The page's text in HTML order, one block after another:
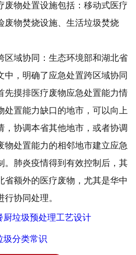
废物处置设施包括：移动式医疗
废物焚烧设施、生活垃圾焚烧
域协同：生态环境部和湖北省
中，明确了应急处置跨区域协同
先摸排医疗废物应急处置能力情
处置能力缺口的地市，可以向上
，协调本省其他地市，或者协调
物处置能力的相邻地市建立应急
。肺炎疫情得到有效控制后，其
省额外的医疗废物，尤其是华中
协同处理。
垃圾预处理工艺设计
圾分类常识